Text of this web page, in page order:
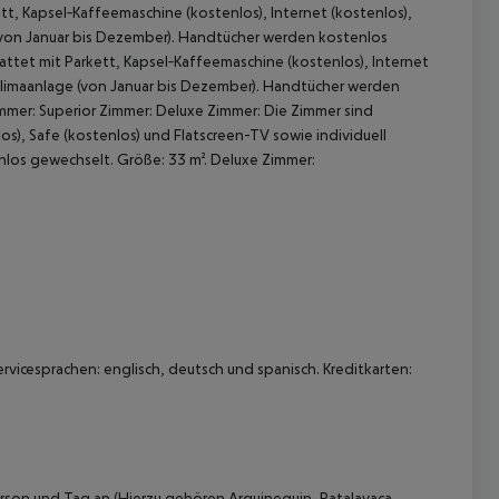
Kapsel‑Kaffeemaschine (kostenlos), Internet (kostenlos),
Januar bis Dezember). Handtücher werden kostenlos
mit Parkett, Kapsel‑Kaffeemaschine (kostenlos), Internet
(von Januar bis Dezember). Handtücher werden
Superior Zimmer: Deluxe Zimmer: Die Zimmer sind
Safe (kostenlos) und Flatscreen-TV sowie individuell
gewechselt. Größe: 33 m². Deluxe Zimmer:
englisch, deutsch und spanisch. Kreditkarten: